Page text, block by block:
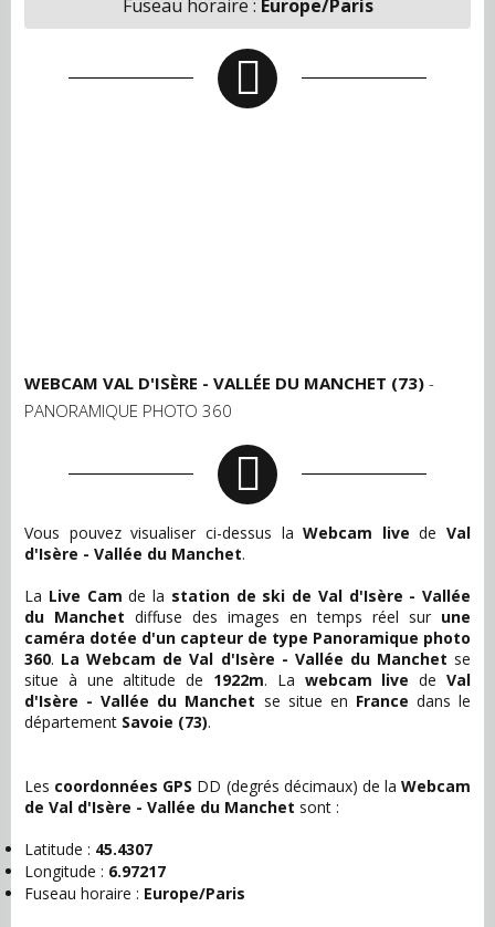
Fuseau horaire : Europe/Paris
WEBCAM VAL D'ISÈRE - VALLÉE DU MANCHET (73) -
PANORAMIQUE PHOTO 360
Vous pouvez visualiser ci-dessus laWebcam live de Val
d'Isère - Vallée du Manchet.
La Live Cam de la station de ski de Val d'Isère - Vallée
du Manchet diffuse des images en temps réel sur une
caméra dotée d'un capteur de type Panoramique photo
360. La Webcam de Val d'Isère - Vallée du Manchet se
situe à une altitude de 1922m. La webcam live deVal
d'Isère - Vallée du Manchet se situe en France dans le
département Savoie (73).
Les coordonnées GPS DD (degrés décimaux) de la Webcam
de Val d'Isère - Vallée du Manchet sont :
Latitude : 45.4307
Longitude : 6.97217
Fuseau horaire : Europe/Paris